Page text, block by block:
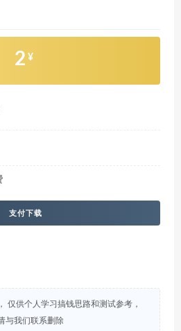
2 ¥
支付下载
仅供个人学习搞钱思路和测试参考，
与我们联系删除